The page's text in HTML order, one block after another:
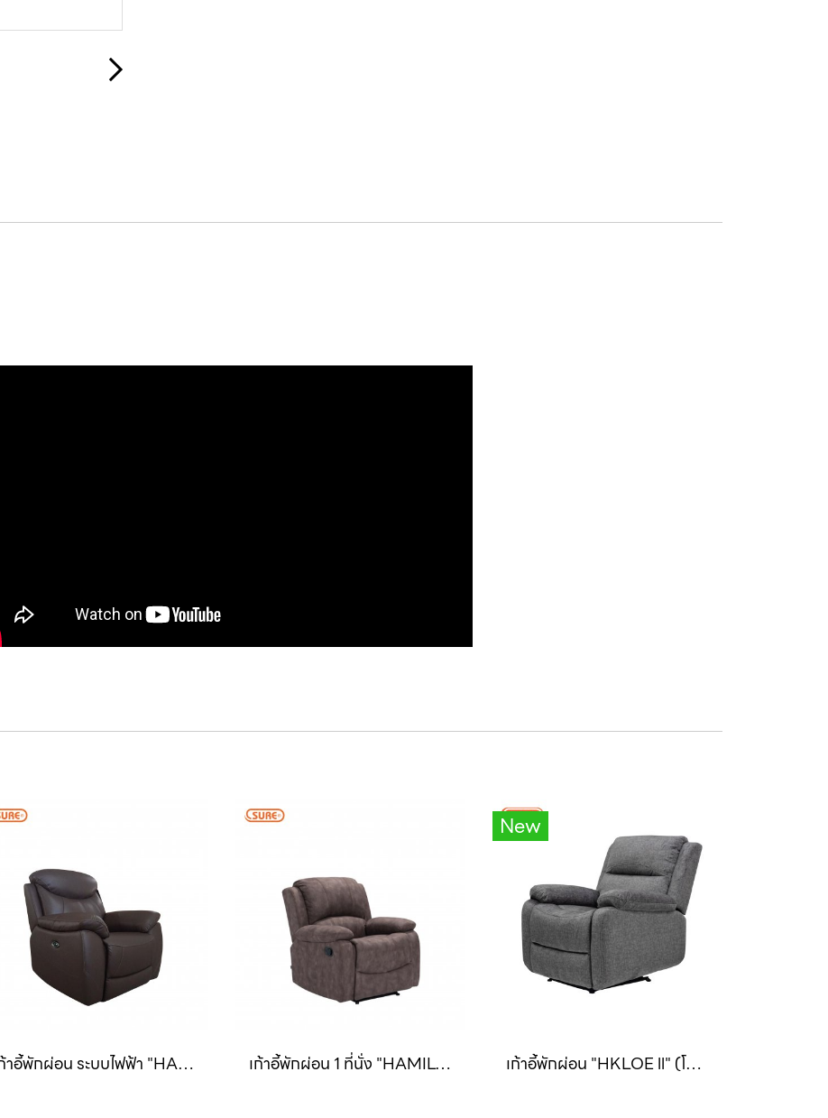
เก้าอี้พักผ่อน ระบบไฟฟ้า "HARPER" (ฮาเปอร์) เก้าอี้พักผ่อน 1 ที่นั่ง "HAMILTON" (แฮมมิวตัน)
New
เก้าอี้พักผ่อน "HKLOE ll" (โคลอี่-ทู)